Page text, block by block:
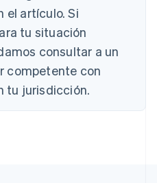
el artículo. Si
tu situación
consultar a un
competente con
tu jurisdicción.